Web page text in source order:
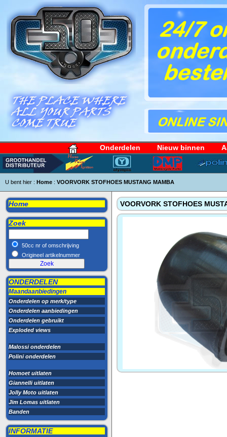
Onderdelen Nieuw binnen
U bent hier : Home : VOORVORK STOFHOES MUSTANG MAMBA
Home
Zoek
50cc nr of omschrijving
Origineel artikelnummer
ONDERDELEN
Maandaanbiedingen
Onderdelen op merk/type
Onderdelen aanbiedingen
Onderdelen gebruikt
Exploded views
Malossi onderdelen
Polini onderdelen
Homoet uitlaten
Giannelli uitlaten
Jolly Moto uitlaten
Jim Lomas uitlaten
Banden
INFORMATIE
VOORVORK STOFHOES